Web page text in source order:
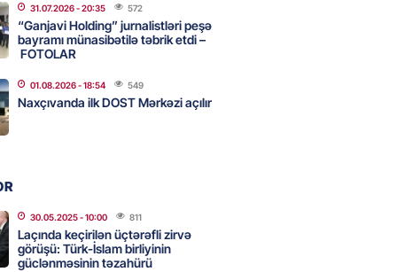
- 15:07
- 15:00
Ukraynaya qaz tədarük
hazırdır – Ceyhun Bayramov
- 14:45
31.07.2026- 20:35 572
“Ganjavi Holding” jurnalistləri peşə
bayramı münasibətilə təbrik etdi –
FOTOLAR
01.08.2026- 18:54 549
Naxçıvanda ilk DOST Mərkəzi açılır
30.05.2025- 10:00 811
Laçında keçirilən üçtərəfli zirvə
görüşü: Türk-İslam birliyinin
güclənməsinin təzahürü